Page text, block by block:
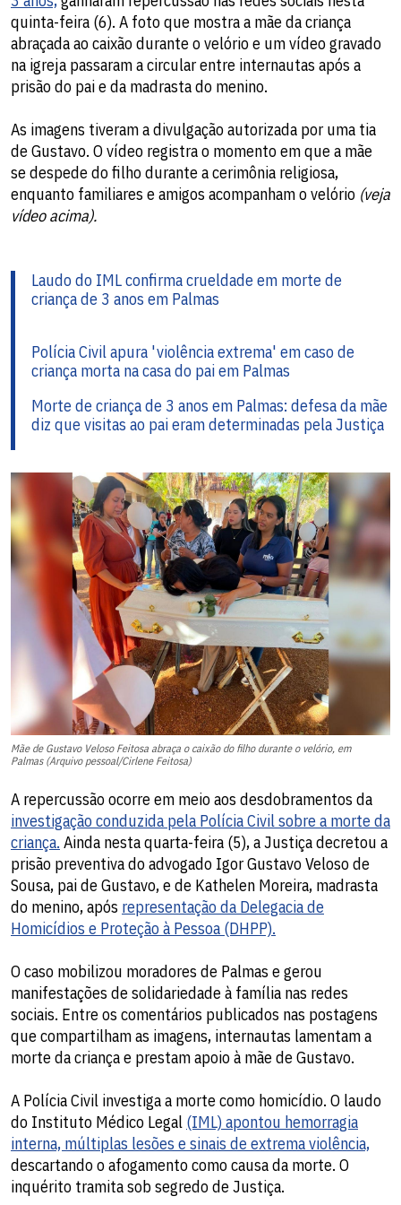
quinta-feira (6). A foto que mostra a mãe da criança
abraçada ao caixão durante o velório e um vídeo gravado
na igreja passaram a circular entre internautas após a
prisão do pai e da madrasta do menino.
As imagens tiveram a divulgação autorizada por uma tia
de Gustavo. O vídeo registra o momento em que a mãe
se despede do filho durante a cerimônia religiosa,
enquanto familiares e amigos acompanham o velório (veja
vídeo acima).
Laudo do IML confirma crueldade em morte de
criança de 3 anos em Palmas
Polícia Civil apura 'violência extrema' em caso de
criança morta na casa do pai em Palmas
Morte de criança de 3 anos em Palmas: defesa da mãe
diz que visitas ao pai eram determinadas pela Justiça
Mãe de Gustavo Veloso Feitosa abraça o caixão do filho durante o velório, em
Palmas (Arquivo pessoal/Cirlene Feitosa)
A repercussão ocorre em meio aos desdobramentos da
investigação conduzida pela Polícia Civil sobre a morte da
criança. Ainda nesta quarta-feira (5), a Justiça decretou a
prisão preventiva do advogado Igor Gustavo Veloso de
Sousa, pai de Gustavo, e de Kathelen Moreira, madrasta
do menino, após representação da Delegacia de
Homicídios e Proteção à Pessoa (DHPP).
O caso mobilizou moradores de Palmas e gerou
manifestações de solidariedade à família nas redes
sociais. Entre os comentários publicados nas postagens
que compartilham as imagens, internautas lamentam a
morte da criança e prestam apoio à mãe de Gustavo.
A Polícia Civil investiga a morte como homicídio. O laudo
do Instituto Médico Legal (IML) apontou hemorragia
interna, múltiplas lesões e sinais de extrema violência,
descartando o afogamento como causa da morte. O
inquérito tramita sob segredo de Justiça.